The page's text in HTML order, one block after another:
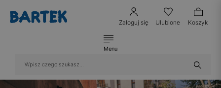
Zaloguj się Ulubione Koszyk
Menu